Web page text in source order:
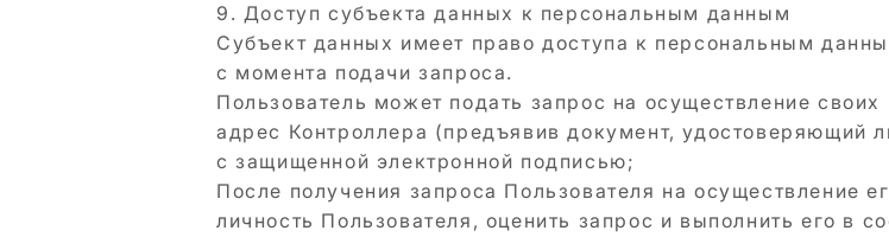
9. Доступ субъекта данных к персональным данным
Субъект данных имеет право доступа к персональным
с момента подачи запроса.
Пользователь может подать запрос на осуществление
адрес Контроллера (предъявив документ, удостоверяющий
с защищенной электронной подписью;
После получения запроса Пользователя на осуществление
личность Пользователя, оценить запрос и выполнить его в